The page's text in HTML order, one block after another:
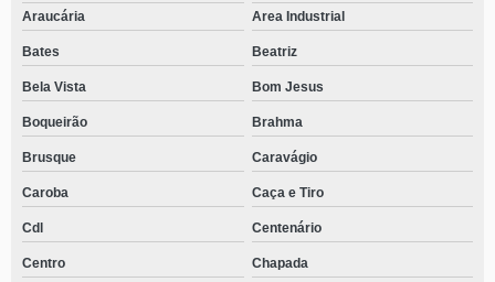
Araucária
Area Industrial
Bates Beatriz
Bela Vista Bom Jesus
Boqueirão Brahma
Brusque Caravágio
Caroba Caça e Tiro
Cdl Centenário
Centro Chapada